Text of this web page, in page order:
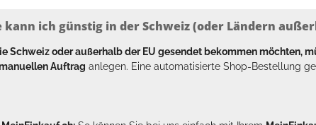
kann ich günstig in der Schweiz (oder Ländern
Schweiz oder außerhalb der EU gesendet bekommen möchten,
Auftrag anlegen. Eine automatisierte Shop-Bestellung